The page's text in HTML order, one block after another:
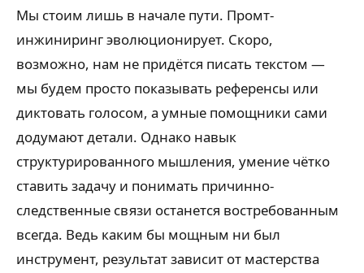
Мы стоим лишь в начале пути. Промт-
инжиниринг эволюционирует. Скоро,
возможно, нам не придётся писать текстом —
мы будем просто показывать референсы или
диктовать голосом, а умные помощники сами
додумают детали. Однако навык
структурированного мышления, умение чётко
ставить задачу и понимать причинно-
следственные связи останется востребованным
всегда. Ведь каким бы мощным ни был
инструмент, результат зависит от мастерства